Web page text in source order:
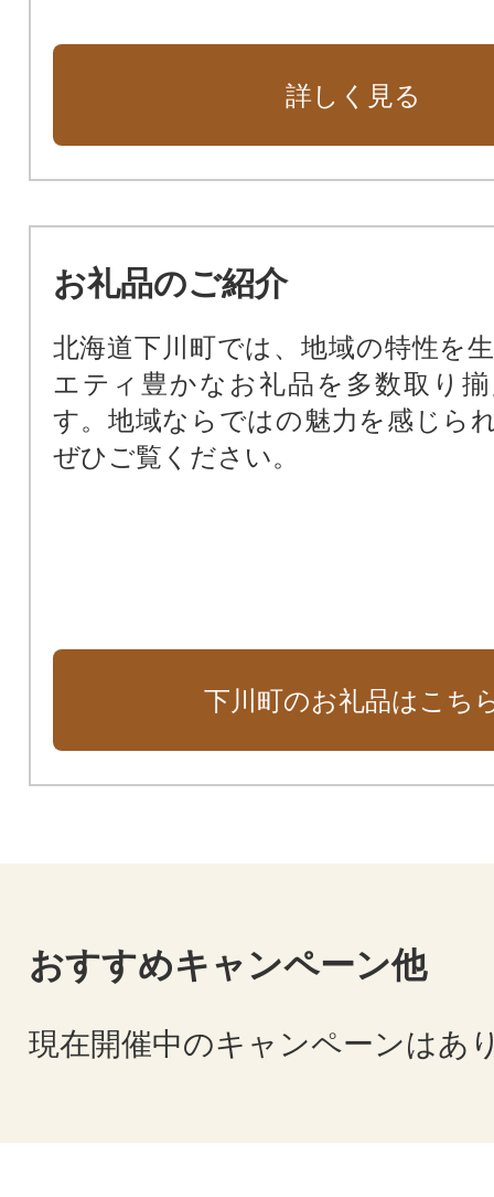
詳しく見る
お礼品のご紹介
北海道下川町では、地域の特性を
エティ豊かなお礼品を多数取り
す。地域ならではの魅力を感じら
ぜひご覧ください。
下川町のお礼品はこち
おすすめキャンペーン他
現在開催中のキャンペーンはあ